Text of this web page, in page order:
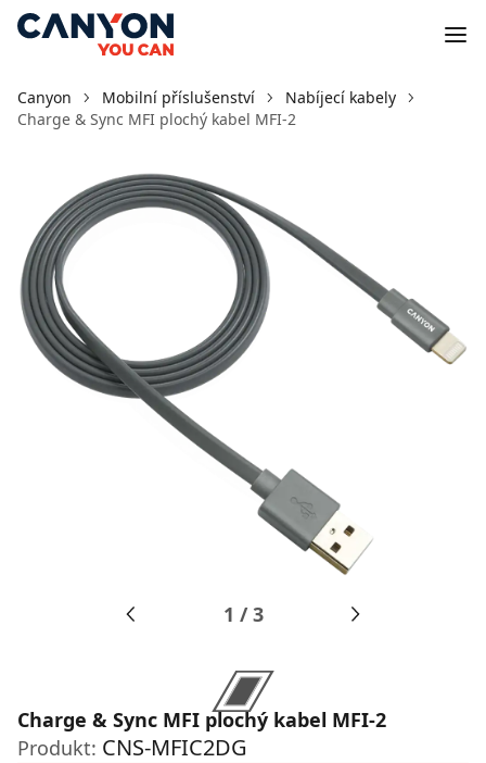
Canyon Mobilní příslušenství
Nabíjecí kabely
Charge & Sync MFI plochý kabel MFI-2
1 /3
Charge & Sync MFI plochý kabel MFI-2
Produkt: CNS-MFIC2DG